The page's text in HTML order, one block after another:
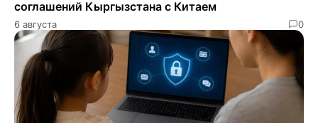
соглашений Кыргызстана с Китаем
6 августа 0